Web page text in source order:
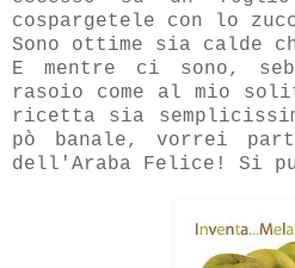
cospargetele con lo
Sono ottime sia calde
E mentre ci sono,
rasoio come al mio
ricetta sia
pò banale, vorrei
dell'Araba Felice! Si